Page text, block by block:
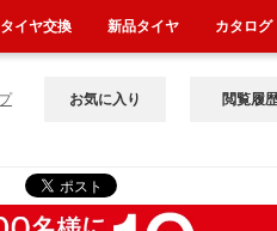
お気に入り 閲覧履
タイヤ交換 新品タイヤ カタログ